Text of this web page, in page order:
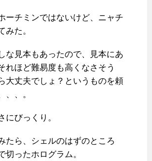
ーチミンではないけど、ニャチ
みた。
な見本もあったので、見本にあ
れほど難易度も高くなさそう
大丈夫でしょ？というものを頼
、、。
にびっくり。
たら、シェルのはずのところ
切ったホログラム。